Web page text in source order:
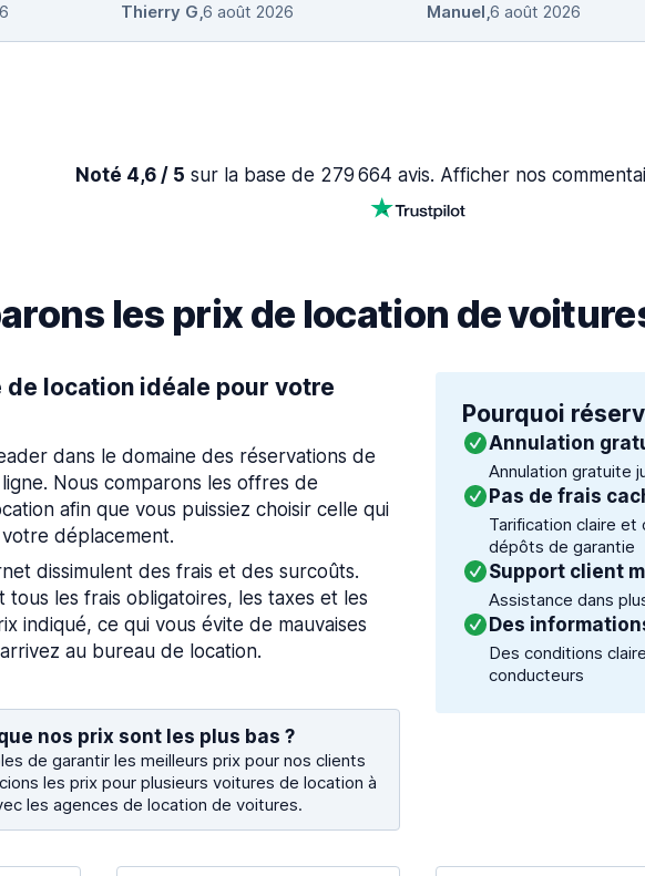
Thierry G,6 août 2026 Manuel,6 août 2026
Noté 4,6 / 5 sur la base de 279 664 avis. Afficher nos
les prix de location de
de location idéale pour votre
dans le domaine des réservations de
Nous comparons les offres de
afin que vous puissiez choisir celle qui
déplacement.
dissimulent des frais et des surcoûts.
tous les frais obligatoires, les taxes et les
indiqué, ce qui vous évite de mauvaises
au bureau de location.
nos prix sont les plus bas ?
de garantir les meilleurs prix pour nos clients
les prix pour plusieurs voitures de location à
les agences de location de voitures.
Pourquoi
Annulation
Annulation gratuite
Pas de frais
Tarification claire
dépôts de garantie
Support client
Assistance dans
Des
Des conditions
conducteurs